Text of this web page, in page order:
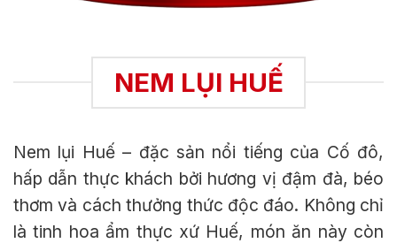
NEM LỤI HUẾ
Nem lụi Huế – đặc sản nổi tiếng của Cố đô,
hấp dẫn thực khách bởi hương vị đậm đà, béo
thơm và cách thưởng thức độc đáo. Không chỉ
là tinh hoa ẩm thực xứ Huế, món ăn này còn